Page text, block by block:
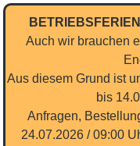
Zum Hauptinhalt
Auch wir brauchen
Aus diesem Grund ist
bis
Anfragen,
24.07.2026 / 09:00